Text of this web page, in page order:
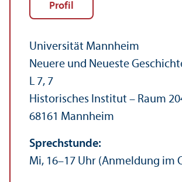
Profil
Universität Mannheim
Neuere und Neueste
L 7, 7
Historisches Institut – Raum
68161 Mannheim
Sprechstunde:
Mi, 16–17 Uhr (Anmeldung im